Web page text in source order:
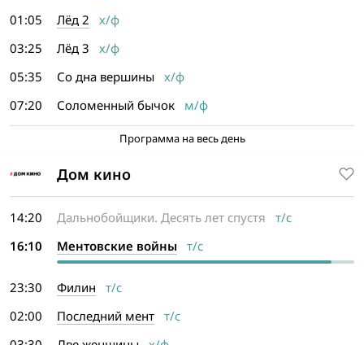
01:05
Лёд 2 х/ф
03:25
Лёд 3 х/ф
05:35
Со дна вершины х/ф
07:20
Соломенный бычок м/ф
Программа на весь день
Дом кино
14:20 Дальнобойщики. Десять лет спустя т/с
16:10
Ментовские войны т/с
23:30 Филин т/с
02:00
Последний мент т/с